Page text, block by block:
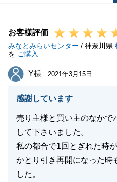
お客様評価
みなとみらいセンター / 神奈川県
を ご購入
Y様
Y様 2021年3月15日
感謝しています
売り主様と買い主のなかで
して下さいました。
私の都合で1回とぎれた時
かとり引き再開になった時
した。